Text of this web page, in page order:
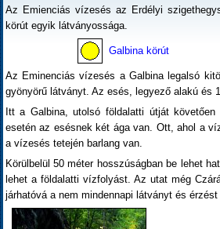
Az Emienciás vízesés az Erdélyi
körút egyik látványossága.
Galbina körút
Az Eminenciás vízesés a Galbina legalsó
gyönyörű látványt. Az esés, legyező alakú és
Itt a Galbina, utolsó földalatti útját
esetén az esésnek két ága van. Ott, ahol a
a vízesés tetején barlang van.
Körülbelül 50 méter hosszúságban be lehet
lehet a földalatti vízfolyást. Az utat még
járhatóvá a nem mindennapi látványt és érzést